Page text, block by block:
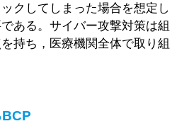
クしてしまった場合を想定し
ある。サイバー攻撃対策は組
持ち，医療機関全体で取り組